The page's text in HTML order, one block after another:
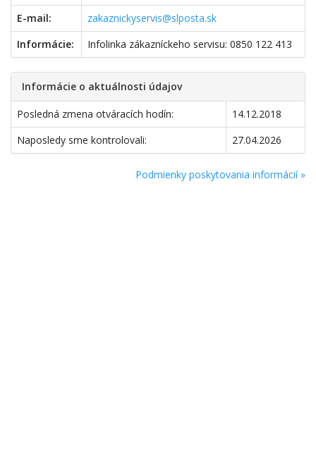
E-mail:
zakaznickyservis@slposta.sk
Informácie:
Infolinka zákazníckeho servisu: 0850 122 413
Informácie o aktuálnosti údajov
Posledná zmena otváracích hodín:
14.12.2018
Naposledy sme kontrolovali:
27.04.2026
Podmienky poskytovania informácií »